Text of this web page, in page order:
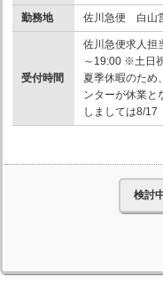
勤務地 佐川急便 白山
受付時間
佐川急便求人担
～19:00 ※土日
夏季休暇のため
ンターが休業と
しましては8/17
検討